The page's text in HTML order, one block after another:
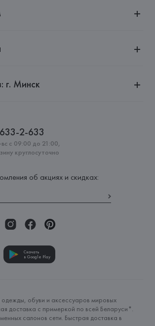
г. Минск
2-633
с 09:00 до 21:00,
круглосуточно
об акциях и скидках:
Скачать
в Google Play
обуви и аксессуаров мировых
доставка с примеркой по всей Беларуси*.
салонов сети. Быстрая доставка в